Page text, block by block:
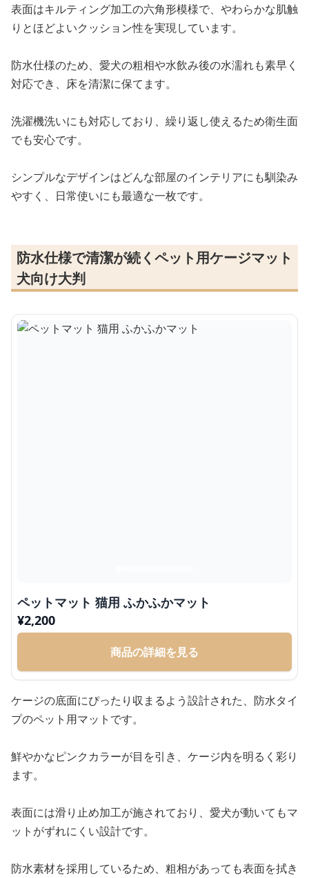
表面はキルティング加工の六角形模様で、やわらかな肌触
りとほどよいクッション性を実現しています。
防水仕様のため、愛犬の粗相や水飲み後の水濡れも素早く
対応でき、床を清潔に保てます。
洗濯機洗いにも対応しており、繰り返し使えるため衛生面
でも安心です。
シンプルなデザインはどんな部屋のインテリアにも馴染み
やすく、日常使いにも最適な一枚です。
防水仕様で清潔が続くペット用ケージマット
犬向け大判
ペットマット 猫用 ふかふかマット
¥2,200
商品の詳細を見る
ケージの底面にぴったり収まるよう設計された、防水タイ
プのペット用マットです。
鮮やかなピンクカラーが目を引き、ケージ内を明るく彩り
ます。
表面には滑り止め加工が施されており、愛犬が動いてもマ
ットがずれにくい設計です。
防水素材を採用しているため、粗相があっても表面を拭き